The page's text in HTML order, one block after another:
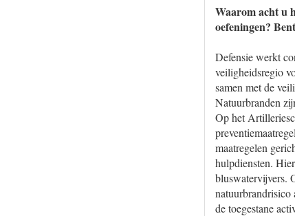
Waarom acht u
oefeningen?
Defensie werkt
veiligheidsregio
samen met de
Natuurbranden
Op het
maatregelen
hulpdiensten.
bluswatervijvers.
natuurbrandrisico
de toegestane